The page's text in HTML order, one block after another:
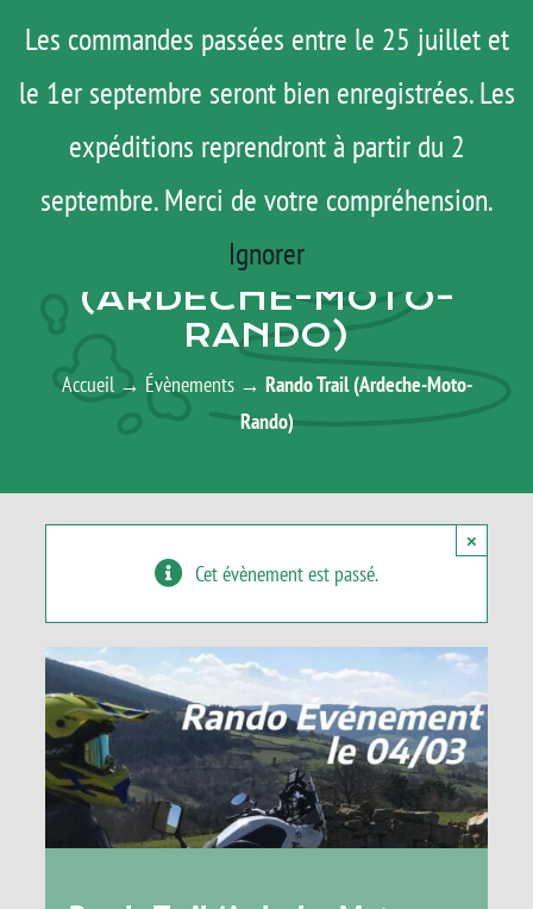
Les commandes passées entre le 25 juillet et
le 1er septembre seront bien enregistrées. Les
expéditions reprendront à partir du 2
septembre. Merci de votre compréhension.
Ignorer
contenu
Menu
ROAD TRIP
ACTUS
TESTS
AGENDA
TUTOS
AGENDA
RANDO TRAIL
(ARDECHE-MOTO-
RANDO)
Accueil→ Évènements→ Rando Trail (Ardeche-Moto-
Rando)
Cet évènement est passé.
×